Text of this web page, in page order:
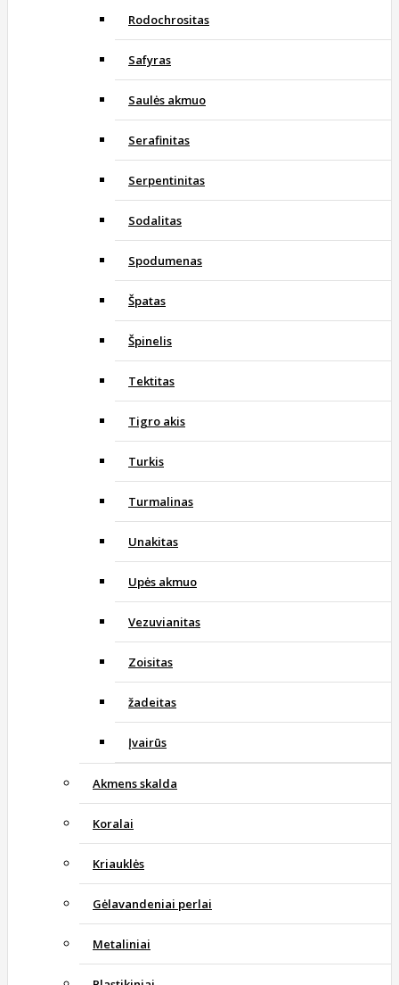
Rodochrositas
Safyras
Saulės akmuo
Serafinitas
Serpentinitas
Sodalitas
Spodumenas
Špatas
Špinelis
Tektitas
Tigro akis
Turkis
Turmalinas
Unakitas
Upės akmuo
Vezuvianitas
Zoisitas
žadeitas
Įvairūs
Akmens skalda
Koralai
Kriauklės
Gėlavandeniai perlai
Metaliniai